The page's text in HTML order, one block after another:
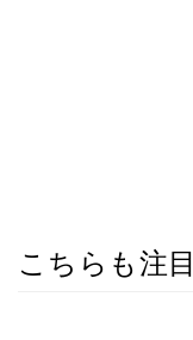
こちらも注目